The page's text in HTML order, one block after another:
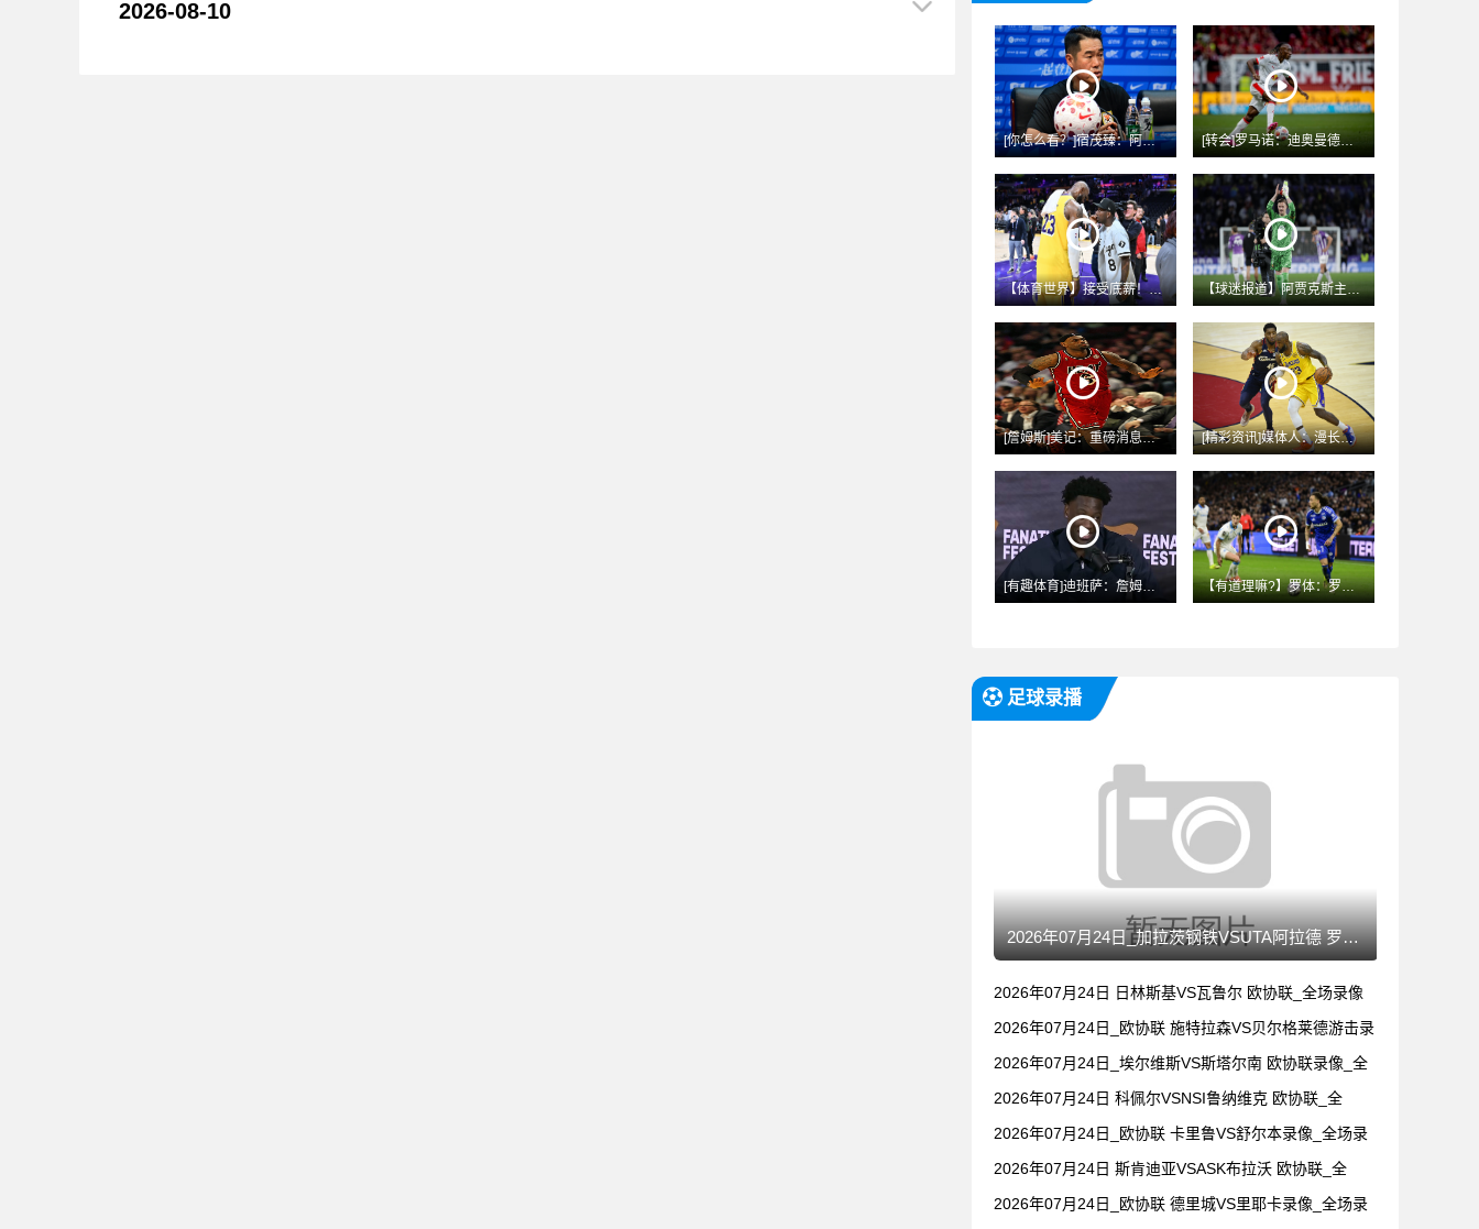
2026-08-10
[你怎么看？]宿茂臻：阿尔瓦罗、谢文能下周跟队训练，李源一八 [转会]罗马诺：迪奥曼德未表现出转会曼城枪手意愿，皇马1亿欧
【体育世界】接受底薪！41岁老詹今年季后赛38.4分钟&23 【球迷报道】阿贾克斯主帅：特尔施特根是我们感兴趣的球员，但他
[詹姆斯]美记：重磅消息源称詹姆斯去热火是必然的 预计本周末 [精彩资讯]媒体人：漫长等待消磨了对詹姆斯去哪的期待 一两周
[有趣体育]迪班萨：詹姆斯不会来奇才 如招募会让他去跟老队友 【有道理嘛?】罗体：罗马和莫雷拉谈妥200万欧年薪 和斯特拉
足球录播
2026年07月24日_加拉茨钢铁VSUTA阿拉德 罗甲录像
2026年07月24日 日林斯基VS瓦鲁尔 欧协联_全场录像
2026年07月24日_欧协联 施特拉森VS贝尔格莱德游击录
2026年07月24日_埃尔维斯VS斯塔尔南 欧协联录像_全
2026年07月24日 科佩尔VSNSI鲁纳维克 欧协联_全
2026年07月24日_欧协联 卡里鲁VS舒尔本录像_全场录
2026年07月24日 斯肯迪亚VSASK布拉沃 欧协联_全
2026年07月24日_欧协联 德里城VS里耶卡录像_全场录